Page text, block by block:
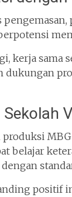
kerja sama
dukungan
Sekolah
produksi
belajar
positif